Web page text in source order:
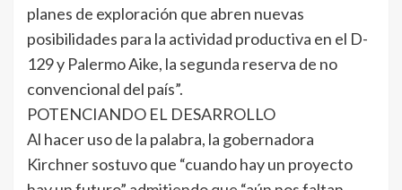
planes de exploración que abren nuevas
posibilidades para la actividad productiva en el D-
129 y Palermo Aike, la segunda reserva de no
convencional del país”.
POTENCIANDO EL DESARROLLO
Al hacer uso de la palabra, la gobernadora
Kirchner sostuvo que “cuando hay un proyecto